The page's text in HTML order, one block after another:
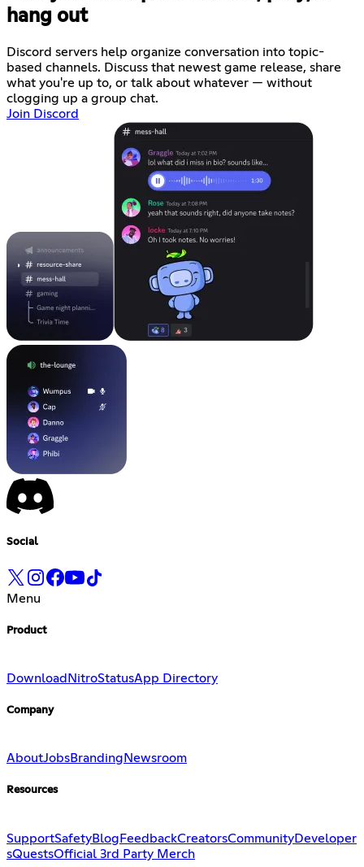
hang out
Discord servers help organize conversation into topic-
based channels. Discuss that newest game release, share
what you're up to, or talk about whatever — without
clogging up a group chat.
Join Discord
Social
Menu
Product
Download NitroStatusApp Directory
Company
AboutJobsBranding Newsroom
Resources
SupportSafetyBlogFeedbackCreatorsCommunityDeveloper
sQuestsOfficial 3rd Party Merch